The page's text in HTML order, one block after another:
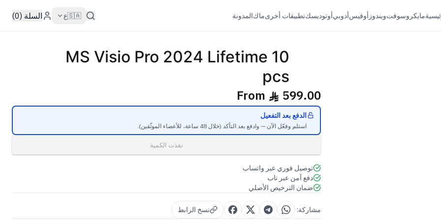
مايكروسوفتويندوز أوفيسأدوبيأوتوديسكتطبيقات أخرىماكالمدونة 🇸🇦ع السلة (0)
MS Visio Pro 2024 Lifetime 10
pcs
From ê 599.00
الدفع بعد التفعيل
استلم وفعّل الآن — وادفع بعد التأكد (خلال 48 ساعة، للأعضاء الموثّقين).
نفذت الكمية
توصيل فوري عبر واتساب
دفع آمن عبر تاب
ضمان الترخيص الأصلي
مشاركة: نسخ الرابط